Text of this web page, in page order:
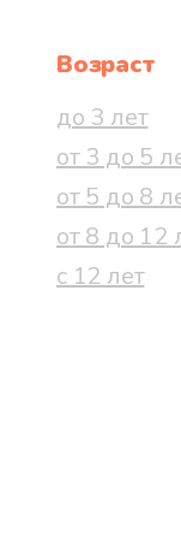
Возраст
до 3 лет
от 3 до 5
от 5 до 8
от 8 до 12
с 12 лет